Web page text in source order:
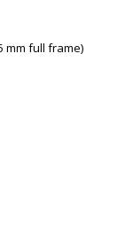
mm full frame)